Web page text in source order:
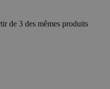
de 3 des mêmes produits